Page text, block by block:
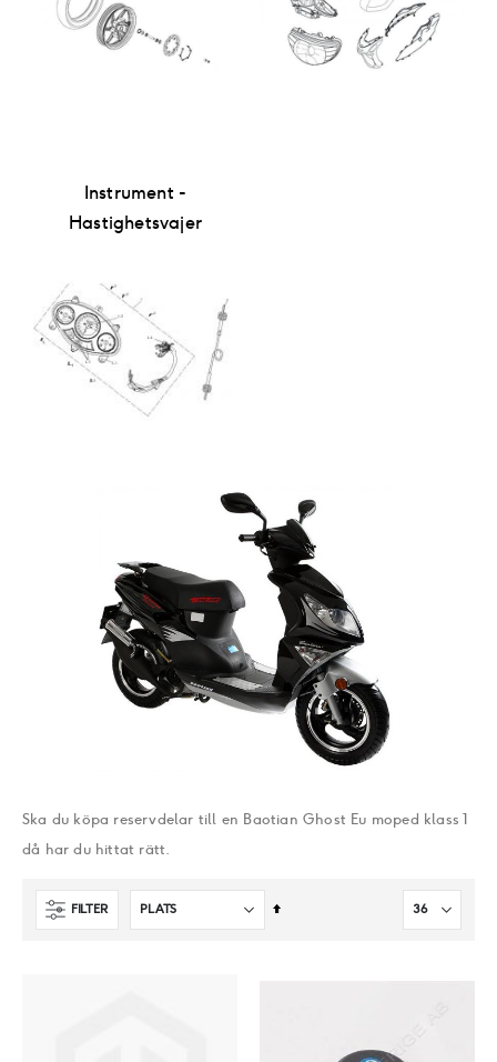
Instrument -
Hastighetsvajer
Ska du köpa reservdelar till en Baotian Ghost Eu moped klass 1
då har du hittat rätt.
FILTER
Sätt